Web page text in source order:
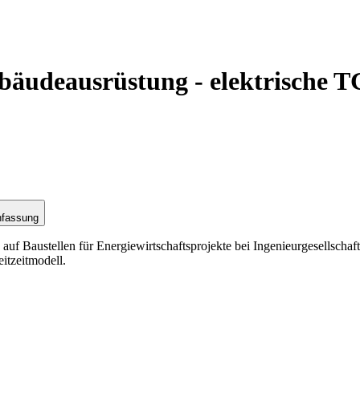
- elektrische
Baustellen für Energiewirtschaftsprojekte bei